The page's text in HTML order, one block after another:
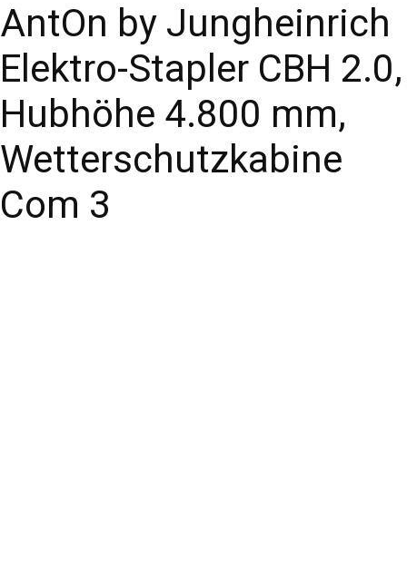
AntOn by Jungheinrich
Elektro-Stapler CBH 2.0,
Hubhöhe 4.800 mm,
Wetterschutzkabine
Com 3